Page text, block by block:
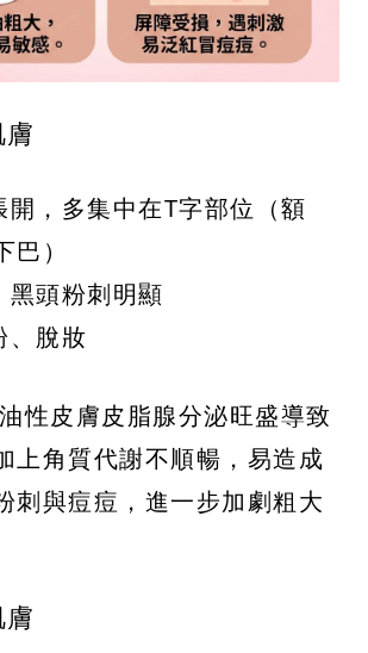
開，多集中在T字部位（額
）
黑頭粉刺明顯
、脫妝
性皮膚皮脂腺分泌旺盛導致
上角質代謝不順暢，易造成
刺與痘痘，進一步加劇粗大